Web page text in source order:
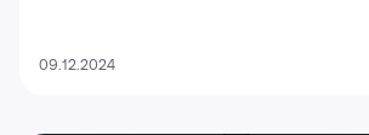
09.12.2024